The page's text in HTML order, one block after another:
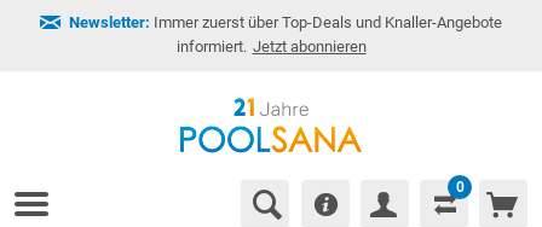
Newsletter: Immer zuerst über Top-Deals und Knaller-Angebote
informiert. Jetzt abonnieren
0